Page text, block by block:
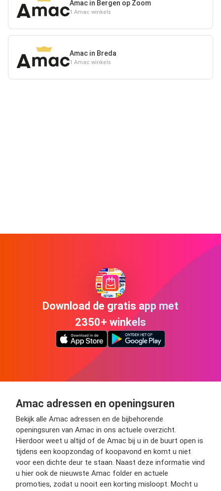
Amac in Bergen op Zoom
1 Amac winkels
Amac in Breda
1 Amac winkels
Download de gratis app met
2350+ winkels
Amac adressen en openingsuren
Bekijk alle Amac adressen en de bijbehorende
openingsuren van Amac in ons actuele overzicht.
Hierdoor weet u altijd of de Amac bij u in de buurt open is
tijdens een koopzondag of koopavond en komt u niet
voor een dichte deur te staan. Naast deze informatie vind
u hier ook de nieuwste Amac folder en actuele
promoties, zodat u nooit een korting misloopt. Mocht u